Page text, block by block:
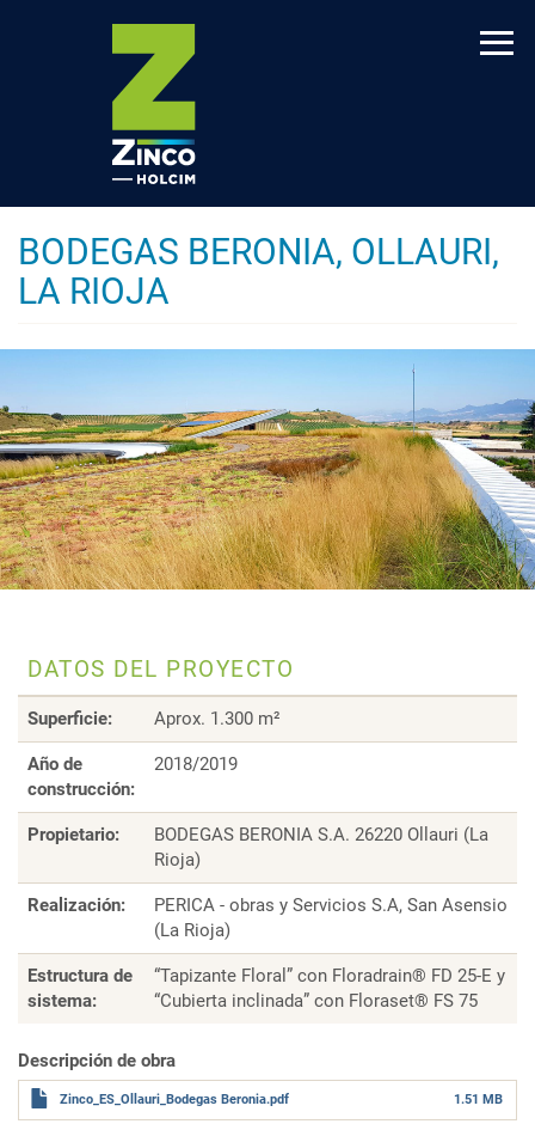
BODEGAS BERONIA, OLLAURI,
LA RIOJA
DATOS DEL PROYECTO
Superficie: Aprox. 1.300 m²
Año de
construcción:
2018/2019
Propietario:
BODEGAS BERONIA S.A. 26220 Ollauri (La
Rioja)
Realización:
PERICA - obras y Servicios S.A, San Asensio
(La Rioja)
Estructura de
sistema:
“Tapizante Floral” con Floradrain® FD 25-E y
“Cubierta inclinada” con Floraset® FS 75
Descripción de obra
Zinco_ES_Ollauri_Bodegas Beronia.pdf 1.51 MB